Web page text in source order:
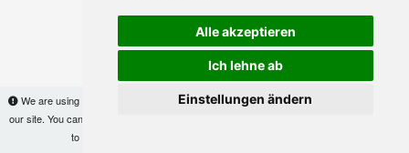
Alle akzeptieren
Ich lehne ab
Einstellungen ändern
We are using cookies to provide statistics that help us give you the best experience of
our site. You can find out more
to use the site without changes, you are agreeing to it.